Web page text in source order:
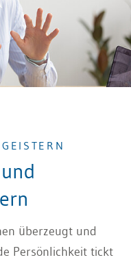
überzeugt und
Persönlichkeit tickt